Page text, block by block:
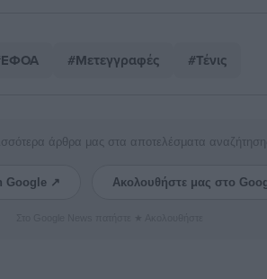
#Μετεγγραφές #Τένις
άρθρα μας στα αποτελέσματα
Google ↗ Ακολουθήστε μας στο